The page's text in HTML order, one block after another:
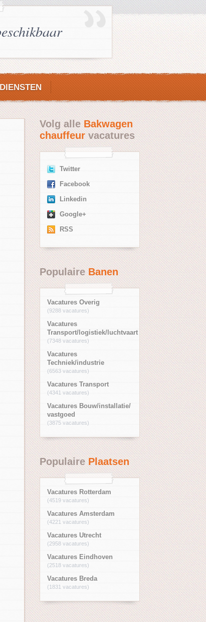
DIENSTEN
Volg alleBakwagen
chauffeurvacatures
Twitter
Facebook
Linkedin
Google+
RSS
PopulaireBanen
Vacatures Overig
(9288 vacatures)
Vacatures
Transport/logistiek/luchtvaart
(7348 vacatures)
Vacatures
Techniek/industrie
(6563 vacatures)
Vacatures Transport
(4341 vacatures)
Vacatures Bouw/installatie/
vastgoed
(3875 vacatures)
Populaire Plaatsen
Vacatures Rotterdam
(4519 vacatures)
Vacatures Amsterdam
(4221 vacatures)
Vacatures Utrecht
(2958 vacatures)
Vacatures Eindhoven
(2518 vacatures)
Vacatures Breda
(1831 vacatures)